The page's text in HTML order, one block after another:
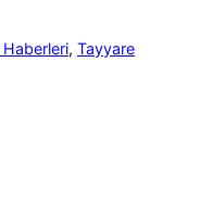
Haberleri, Tayyare